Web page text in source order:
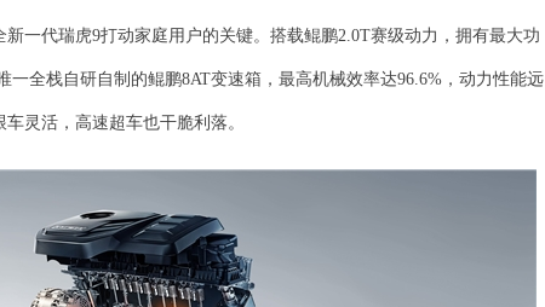
一代瑞虎9打动家庭用户的关键。搭载鲲鹏2.0T赛级动力，拥有最大功
一全栈自研自制的鲲鹏8AT变速箱，最高机械效率达96.6%，动力性能远
灵活，高速超车也干脆利落。